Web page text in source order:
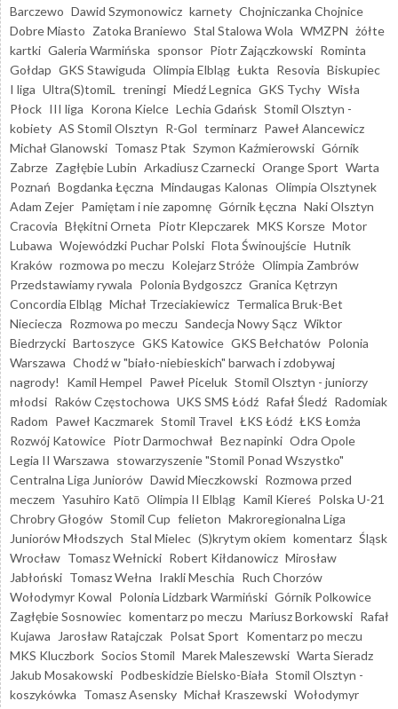
Barczewo Dawid Szymonowicz karnety Chojniczanka Chojnice
Dobre Miasto Zatoka Braniewo Stal Stalowa Wola WMZPN żółte
kartki Galeria Warmińska sponsor Piotr Zajączkowski Rominta
Gołdap GKS Stawiguda Olimpia Elbląg Łukta Resovia Biskupiec
I liga Ultra(S)tomiL treningi Miedź Legnica GKS Tychy Wisła
Płock III liga Korona Kielce Lechia Gdańsk Stomil Olsztyn -
kobiety AS Stomil Olsztyn R-Gol terminarz Paweł Alancewicz
Michał Glanowski Tomasz Ptak Szymon Kaźmierowski Górnik
Zabrze Zagłębie Lubin Arkadiusz Czarnecki Orange Sport Warta
Poznań Bogdanka Łęczna Mindaugas Kalonas Olimpia Olsztynek
Adam Zejer Pamiętam i nie zapomnę Górnik Łęczna Naki Olsztyn
Cracovia Błękitni Orneta Piotr Klepczarek MKS Korsze Motor
Lubawa Wojewódzki Puchar Polski Flota Świnoujście Hutnik
Kraków rozmowa po meczu Kolejarz Stróże Olimpia Zambrów
Przedstawiamy rywala Polonia Bydgoszcz Granica Kętrzyn
Concordia Elbląg Michał Trzeciakiewicz Termalica Bruk-Bet
Nieciecza Rozmowa po meczu Sandecja Nowy Sącz Wiktor
Biedrzycki Bartoszyce GKS Katowice GKS Bełchatów Polonia
Warszawa Chodź w "biało-niebieskich" barwach i zdobywaj
nagrody!
Kamil Hempel Paweł Piceluk Stomil Olsztyn - juniorzy
młodsi Raków Częstochowa UKS SMS Łódź Rafał Śledź Radomiak
Radom Paweł Kaczmarek Stomil Travel ŁKS Łódź ŁKS Łomża
Rozwój Katowice Piotr Darmochwał Bez napinki Odra Opole
Legia II Warszawa stowarzyszenie "Stomil Ponad Wszystko"
Centralna Liga Juniorów Dawid Mieczkowski Rozmowa przed
meczem Yasuhiro Katō Olimpia II Elbląg Kamil Kiereś Polska U-21
Chrobry Głogów Stomil Cup felieton Makroregionalna Liga
Juniorów Młodszych Stal Mielec (S)krytym okiem komentarz Śląsk
Wrocław Tomasz Wełnicki Robert Kiłdanowicz Mirosław
Jabłoński Tomasz Wełna Irakli Meschia Ruch Chorzów
Wołodymyr Kowal Polonia Lidzbark Warmiński Górnik Polkowice
Zagłębie Sosnowiec komentarz po meczu Mariusz Borkowski Rafał
Kujawa
Jarosław Ratajczak Polsat Sport Komentarz po meczu
MKS Kluczbork Socios Stomil Marek Maleszewski Warta Sieradz
Jakub Mosakowski Podbeskidzie Bielsko-Biała Stomil Olsztyn -
koszykówka Tomasz Asensky Michał Kraszewski Wołodymyr